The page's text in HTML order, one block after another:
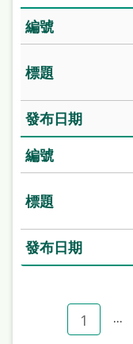
日
本
隱
私
權
及
網
安
1 ...